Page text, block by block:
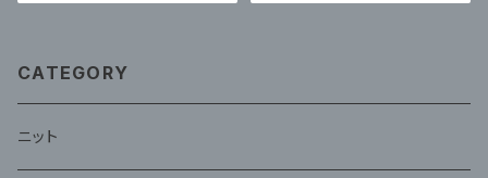
CATEGORY
ニット